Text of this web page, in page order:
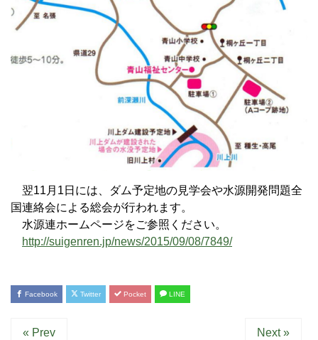
翌11月1日には、ダム予定地の見学会や水源開発問題全
国連絡会による総会が行われます。
水源連ホームページをご参照ください。
http://suigenren.jp/news/2015/09/08/7849/
Facebook Twitter Pocket LINE
« Prev Next »